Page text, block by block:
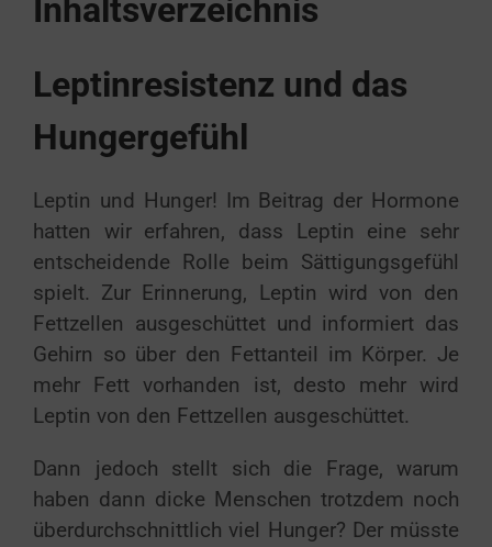
Inhaltsverzeichnis
Leptinresistenz und das
Hungergefühl
Leptin und Hunger! Im Beitrag der Hormone
hatten wir erfahren, dass Leptin eine sehr
entscheidende Rolle beim Sättigungsgefühl
spielt. Zur Erinnerung, Leptin wird von den
Fettzellen ausgeschüttet und informiert das
Gehirn so über den Fettanteil im Körper. Je
mehr Fett vorhanden ist, desto mehr wird
Leptin von den Fettzellen ausgeschüttet.
Dann jedoch stellt sich die Frage, warum
haben dann dicke Menschen trotzdem noch
überdurchschnittlich viel Hunger? Der müsste